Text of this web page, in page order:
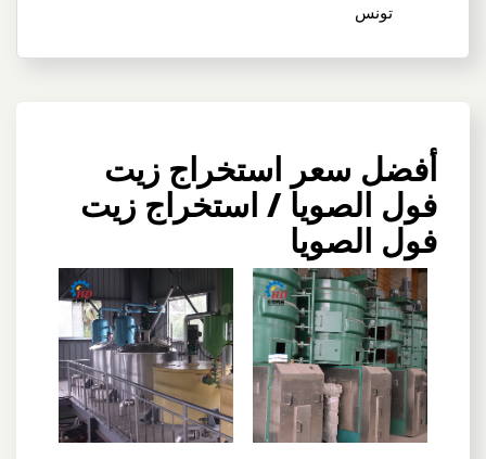
تونس
أفضل سعر استخراج زيت
فول الصويا / استخراج زيت
فول الصويا